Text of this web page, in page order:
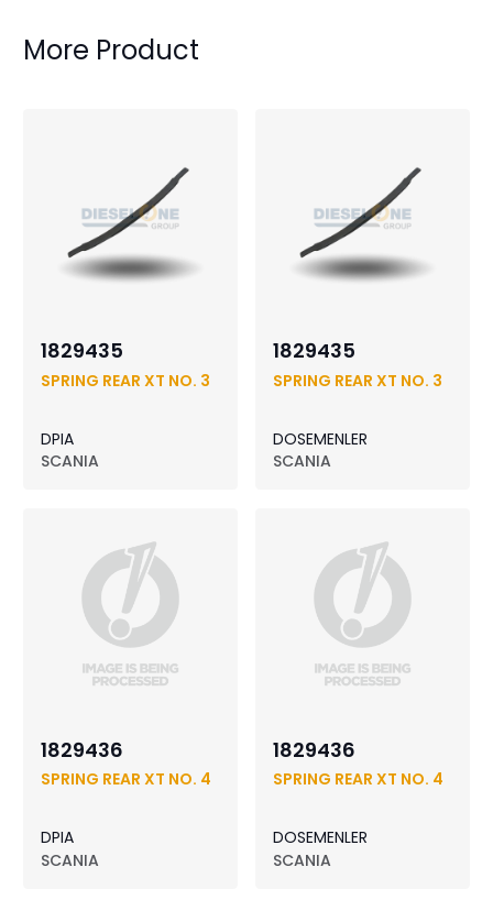
More Product
1829435
SPRING REAR XT NO. 3
DPIA
SCANIA
1829435
SPRING REAR XT NO. 3
DOSEMENLER
SCANIA
1829436
SPRING REAR XT NO. 4
DPIA
SCANIA
1829436
SPRING REAR XT NO. 4
DOSEMENLER
SCANIA